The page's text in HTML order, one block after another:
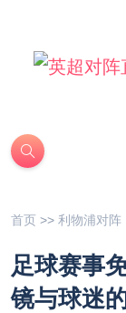
首页 >> 利物浦对阵
足球赛事
镜与球迷